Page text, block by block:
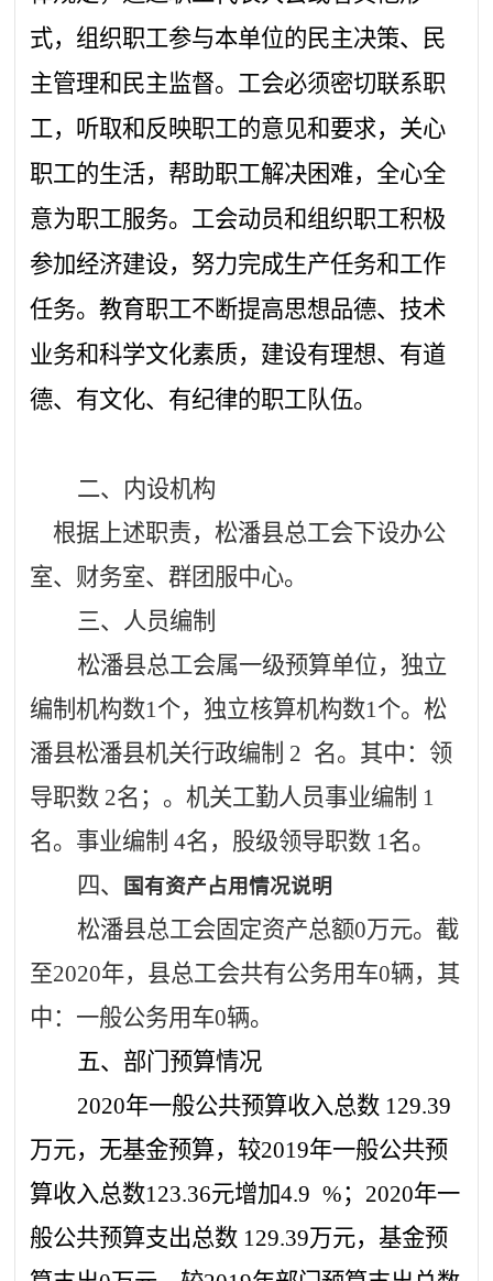
式，组织职工参与本单位的民主决策、民
主管理和民主监督。工会必须密切联系职
工，听取和反映职工的意见和要求，关心
职工的生活，帮助职工解决困难，全心全
意为职工服务。工会动员和组织职工积极
参加经济建设，努力完成生产任务和工作
任务。教育职工不断提高思想品德、技术
业务和科学文化素质，建设有理想、有道
德、有文化、有纪律的职工队伍。
二、 内设机构
根据上述职责，松潘县总工会下设办公
室、财务室、群团服中心。
三、人员编制
松潘县总工会属一级预算单位，独立
编制机构数1个，独立核算机构数1个。松
潘县松潘县机关行政编制 2 名。其中： 领
导职数 2名；。机关工勤人员事业编制 1
名。事业编制 4名，股级领导职数 1 名。
四、
国有资产占用情况说明
松潘县总工会固定资产总额0万元。 截
至2020年，县总工会共有公务用车0辆，其
中：一般公务用车0辆。
五、部门预算情况
2020年一般公共预算收入总数 129.39
万元，无基金预算，较2019年一般公共预
算收入总数123.36元增加4.9 %；2020年一
般公共预算支出总数 129.39万元，基金预